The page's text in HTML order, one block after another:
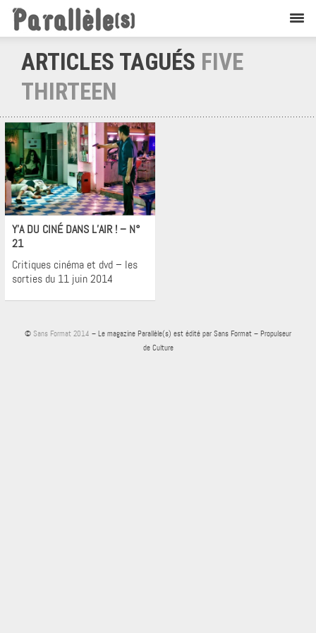
ARTICLES TAGUÉS FIVE
THIRTEEN
Cinéma
Y’A DU CINÉ DANS L’AIR ! – N°
21
Critiques cinéma et dvd – les
sorties du 11 juin 2014
© Sans Format 2014 – Le magazine Parallèle(s) est édité par Sans Format – Propulseur
de Culture